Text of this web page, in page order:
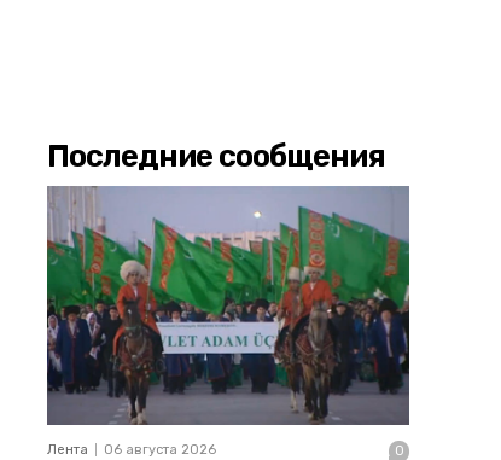
Последние сообщения
Лента 06 августа 2026 0